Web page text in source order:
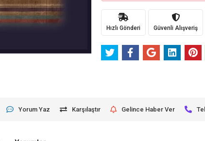
Hızlı Gönderi Güvenli Alışveriş
Yorum Yaz Karşılaştır Gelince Haber Ver